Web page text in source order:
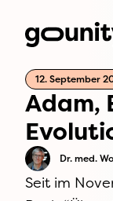
12. September
Adam,
Dr. med.
Seit im